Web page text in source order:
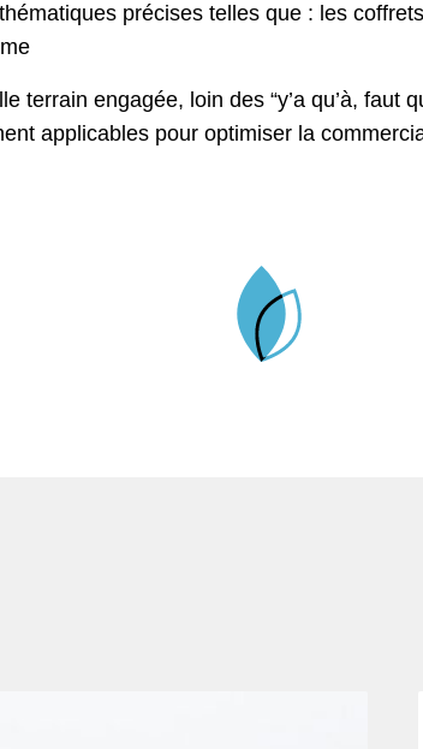
précises telles que : les
terrain engagée, loin des “y’a qu’à, faut
applicables pour optimiser la